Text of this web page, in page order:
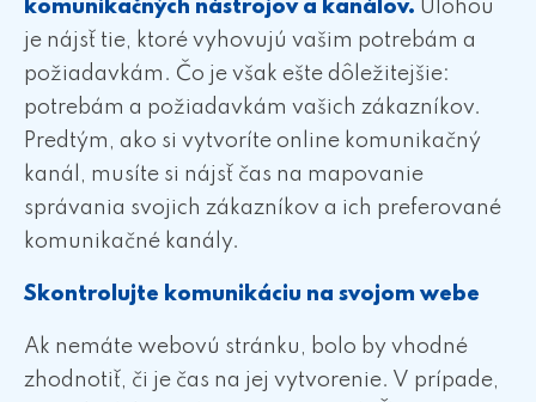
komunikačných nástrojov a kanálov. Úlohou
je nájsť tie, ktoré vyhovujú vašim potrebám a
požiadavkám. Čo je však ešte dôležitejšie:
potrebám a požiadavkám vašich zákazníkov.
Predtým, ako si vytvoríte online komunikačný
kanál, musíte si nájsť čas na mapovanie
správania svojich zákazníkov a ich preferované
komunikačné kanály.
Skontrolujte komunikáciu na svojom webe
Ak nemáte webovú stránku, bolo by vhodné
zhodnotiť, či je čas na jej vytvorenie. V prípade,